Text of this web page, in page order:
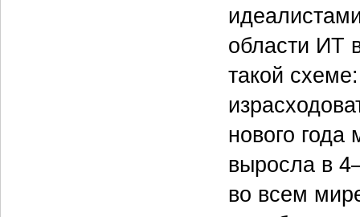
области ИТ
такой
нового года
выросла в
во всем